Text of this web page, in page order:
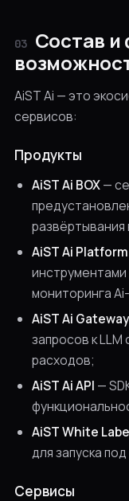
03
Состав
AiST Ai — это
сервисов:
Продукты
AiST Ai BOX—
развёртывания
AiST Ai Platform
инструментами
мониторинга
AiST Ai Gateway
запросов к
расходов;
AiST Ai API —
AiST White
для запуска
Сервисы